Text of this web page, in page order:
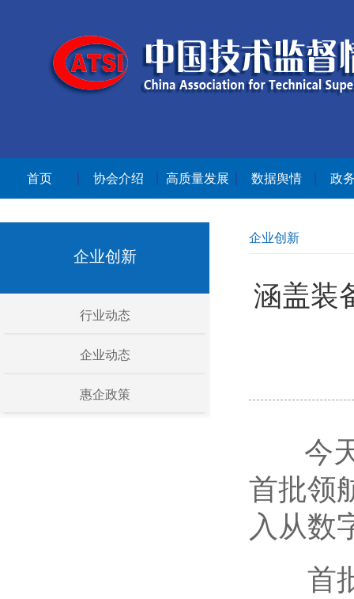
首页 协会介绍 高质量发展 数据舆情 政
企业创新
行业动态
企业动态
惠企政策
企业创新
涵盖装
今天
首批领
入从数
首批